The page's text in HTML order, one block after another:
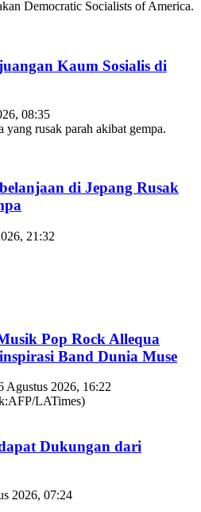
Kaum Sosialis di
08:35
di Jepang Rusak
21:32
Pop Rock Allequa
Band Dunia Muse
Agustus 2026, 16:22
Dukungan dari
2026, 07:24